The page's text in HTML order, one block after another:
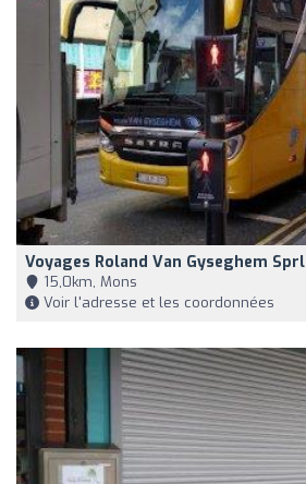
Voyages Roland Van Gyseghem Sprl
15,0km, Mons
Voir l'adresse et les coordonnées